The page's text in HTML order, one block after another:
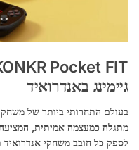
גיימינג באנדרואיד
מתגלה כמעצמה אמיתית,
לספק כל חובב משחקי אנדרואיד